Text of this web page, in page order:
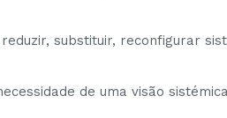
substituir, reconfigurar
de uma visão sistémica